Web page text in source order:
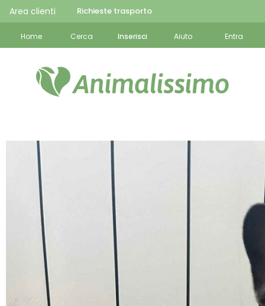
Area clienti Richieste trasporto
Home Cerca Inserisci Aiuto Entra